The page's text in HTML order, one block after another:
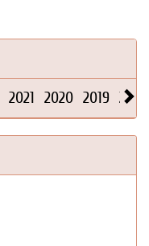
2021 2020 2019 2018